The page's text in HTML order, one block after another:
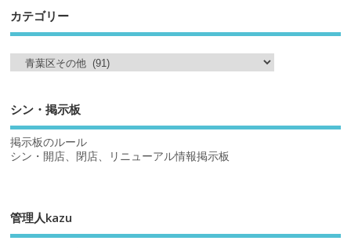
カテゴリー
シン・掲示板
掲示板のルール
シン・開店、閉店、リニューアル情報掲示板
管理人kazu